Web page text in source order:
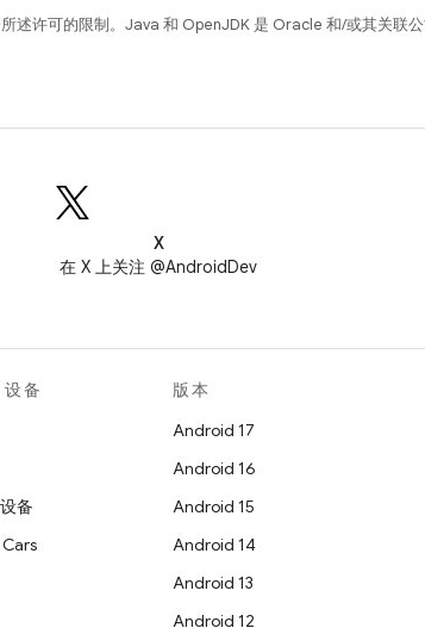
述许可的限制。Java 和 OpenJDK 是 Oracle 和/或其关联公
X
在 X 上关注 @AndroidDev
备
备
版本
Android 17
Android 16
Android 15
Android 14
Android 13
Android 12